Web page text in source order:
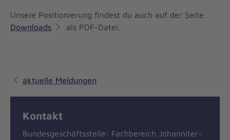
Unsere Positionierung findest du auch auf der Seite
Downloads
als PDF-Datei.
aktuelle Meldungen
Kontakt
Bundesgeschäftsstelle: Fachbereich Johanniter-